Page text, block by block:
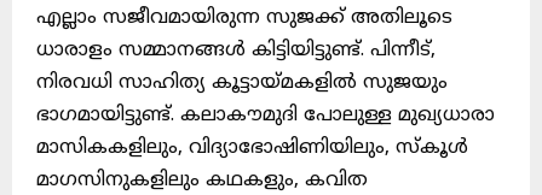
എല്ലാം സജീവമായിരുന്ന സുജക്ക് അതിലൂടെ
ധാരാളം സമ്മാനങ്ങൾ കിട്ടിയിട്ടുണ്ട്. പിന്നീട്,
നിരവധി സാഹിത്യ കൂട്ടായ്മകളിൽ സുജയും
ഭാഗമായിട്ടുണ്ട്. കലാകൗമുദി പോലുള്ള മുഖ്യധാരാ
മാസികകളിലും, വിദ്യാഭോഷിണിയിലും, സ്കൂൾ
മാഗസിനുകളിലും കഥകളും, കവിത